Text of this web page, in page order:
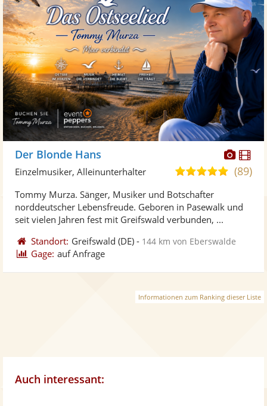
Der Blonde Hans
5,0(89)
Einzelmusiker, Alleinunterhalter
Tommy Murza. Sänger, Musiker und Botschafter
norddeutscher Lebensfreude. Geboren in Pasewalk und
seit vielen Jahren fest mit Greifswald verbunden, ...
Standort: Greifswald (DE) - 144 km von Eberswalde
Gage: auf Anfrage
Informationen zum Ranking dieser Liste
Auch interessant: